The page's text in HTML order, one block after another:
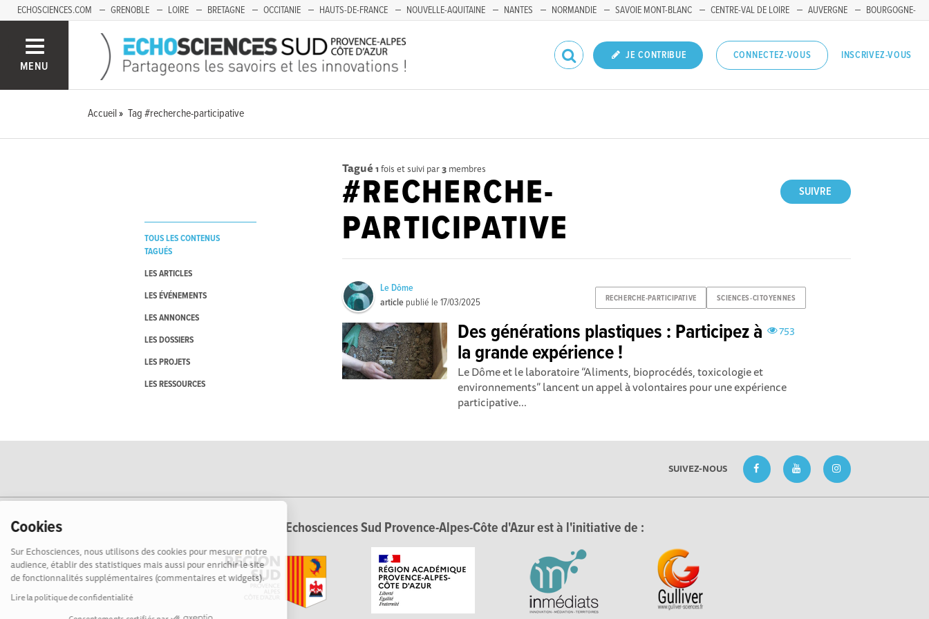
Cookies
Sur Echosciences, nous utilisons des cookies pour mesurer notre
audience, établir des statistiques mais aussi pour enrichir le site
de fonctionnalités supplémentaires (commentaires et widgets).
Lire la politique de confidentialité
ECHOSCIENCES.COM GRENOBLE LOIRE BRETAGNE OCCITANIE HAUTS-DE-FRANCE NOUVELLE-AQUITAINE NANTES NORMANDIE SAVOIE MONT-BLANC CENTRE-VAL DE LOIRE AUVERGNE
BOURGOGNE-
MENU
JE CONTRIBUE CONNECTEZ-VOUS INSCRIVEZ-VOUS
Accueil Tag #recherche-participative
TOUS LES CONTENUS
TAGUÉS
LES ARTICLES
LES ÉVÉNEMENTS
LES ANNONCES
LES DOSSIERS
LES PROJETS
LES RESSOURCES
Tagué 1 fois et suivi par3 membres
SUIVRE
#RECHERCHE-
PARTICIPATIVE
RECHERCHE-PARTICIPATIVE SCIENCES-CITOYENNES
Le Dôme
article publié le17/03/2025
753
Des générations plastiques : Participez à
la grande expérience !
Le Dôme et le laboratoire “Aliments, bioprocédés, toxicologie et
environnements” lancent un appel à volontaires pour une expérience
participative...
SUIVEZ-NOUS
Echosciences Sud Provence-Alpes-Côte d'Azur est à l'initiative de :